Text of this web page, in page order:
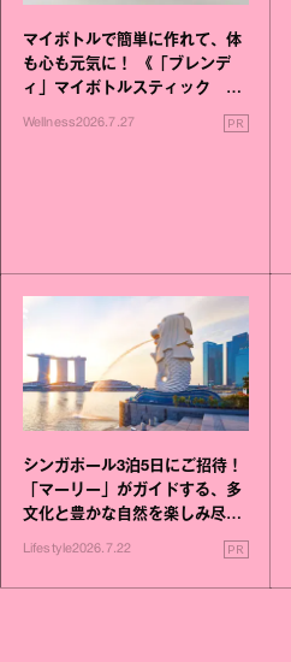
マイボトルで簡単に作れて、体
も心も元気に！ 《「ブレンデ
ィ」マイボトルスティック い
いこと毎日》シリーズが誕生
Wellness2026.7.27 PR
シンガポール3泊5日にご招待！
「マーリー」がガイドする、多
文化と豊かな自然を楽しみ尽く
す旅
Lifestyle2026.7.22 PR